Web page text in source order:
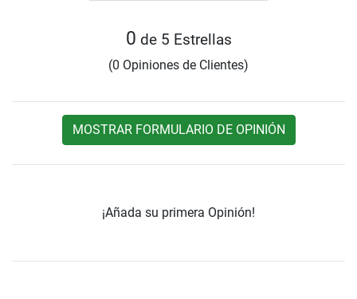
0 de 5 Estrellas
(0 Opiniones de Clientes)
MOSTRAR FORMULARIO DE OPINIÓN
¡Añada su primera Opinión!